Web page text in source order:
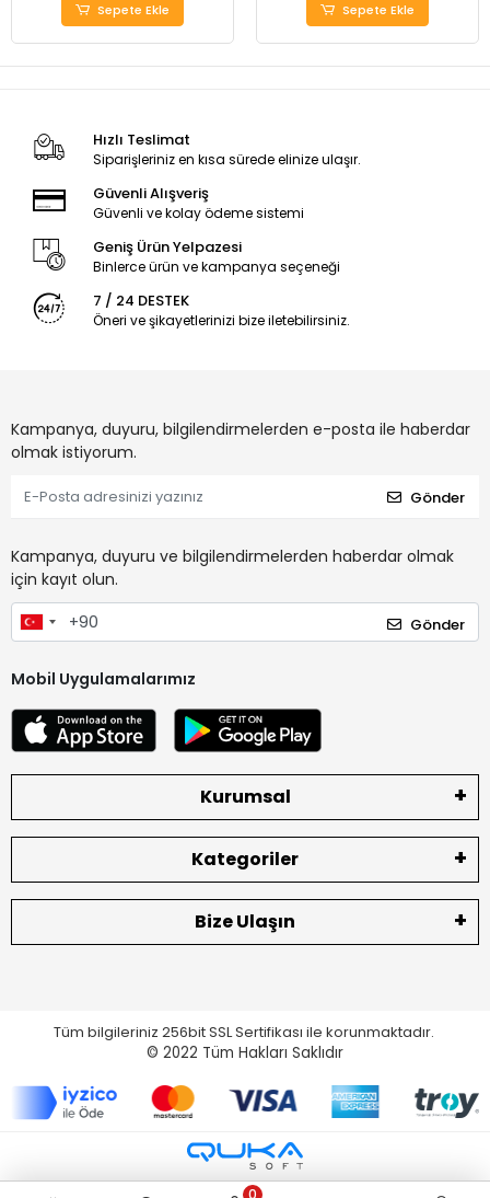
Sepete Ekle Sepete Ekle
Hızlı Teslimat
Siparişleriniz en kısa sürede elinize ulaşır.
Güvenli Alışveriş
Güvenli ve kolay ödeme sistemi
Geniş Ürün Yelpazesi
Binlerce ürün ve kampanya seçeneği
7 / 24 DESTEK
Öneri ve şikayetlerinizi bize iletebilirsiniz.
Kampanya, duyuru, bilgilendirmelerden e-posta ile haberdar
olmak istiyorum.
Gönder
Kampanya, duyuru ve bilgilendirmelerden haberdar olmak
için kayıt olun.
Gönder
Mobil Uygulamalarımız
Kurumsal
Kategoriler
Bize Ulaşın
Tüm bilgileriniz 256bit SSL Sertifikası ile korunmaktadır.
© 2022 Tüm Hakları Saklıdır